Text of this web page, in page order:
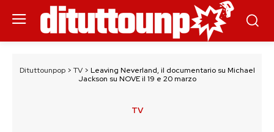
Dituttounpop> TV> Leaving Neverland, il documentario su Michael
Jackson su NOVE il 19 e 20 marzo
TV